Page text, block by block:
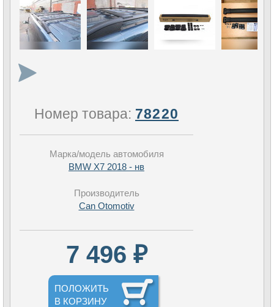
Номер товара: 78220
Марка/модель автомобиля
BMW X7 2018 - нв
Производитель
Can Otomotiv
7 496 ₽
ПОЛОЖИТЬ
В КОРЗИНУ